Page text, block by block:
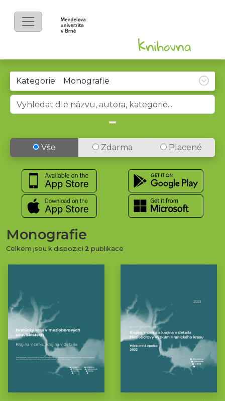
Kategorie:
Vše Zdarma Placené
Monografie
Celkem jsou k dispozici 2 publikace